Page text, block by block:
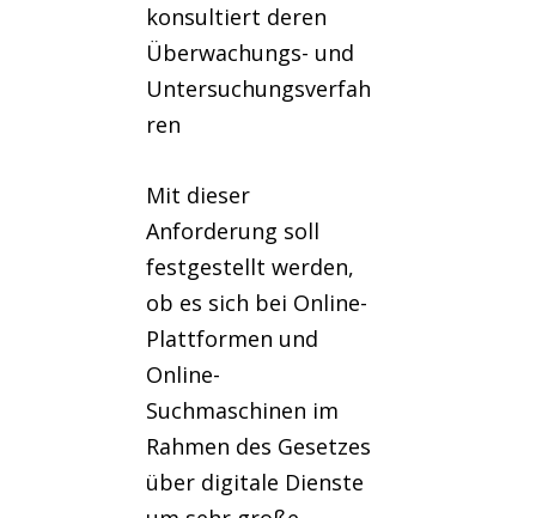
konsultiert deren
Überwachungs- und
Untersuchungsverfah
ren
Mit dieser
Anforderung soll
festgestellt werden,
ob es sich bei Online-
Plattformen und
Online-
Suchmaschinen im
Rahmen des Gesetzes
über digitale Dienste